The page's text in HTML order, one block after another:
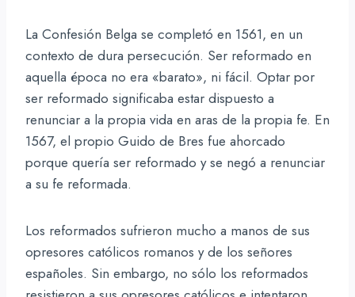
La Confesión Belga se completó en 1561, en un
contexto de dura persecución. Ser reformado en
aquella época no era «barato», ni fácil. Optar por
ser reformado significaba estar dispuesto a
renunciar a la propia vida en aras de la propia fe. En
1567, el propio Guido de Bres fue ahorcado
porque quería ser reformado y se negó a renunciar
a su fe reformada.
Los reformados sufrieron mucho a manos de sus
opresores católicos romanos y de los señores
españoles. Sin embargo, no sólo los reformados